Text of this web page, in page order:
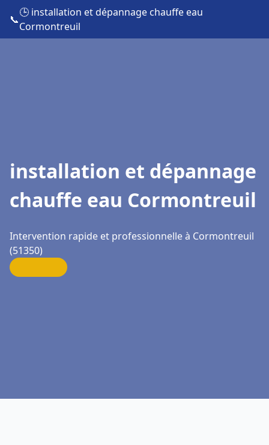
📞
🕒 installation et dépannage chauffe eau
Cormontreuil
installation et dépannage
chauffe eau Cormontreuil
Intervention rapide et professionnelle à Cormontreuil
(51350)